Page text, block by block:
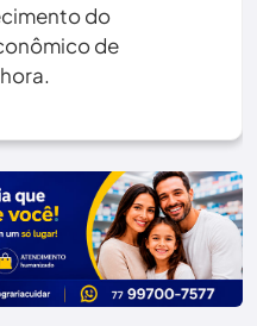
do
de